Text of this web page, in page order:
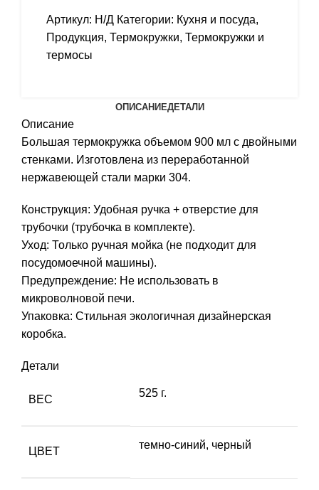
Артикул: Н/Д Категории: Кухня и посуда,
Продукция, Термокружки, Термокружки и
термосы
ОПИСАНИЕДЕТАЛИ
Описание
Большая термокружка объемом 900 мл с двойными
стенками. Изготовлена из переработанной
нержавеющей стали марки 304.
Конструкция: Удобная ручка + отверстие для
трубочки (трубочка в комплекте).
Уход: Только ручная мойка (не подходит для
посудомоечной машины).
Предупреждение: Не использовать в
микроволновой печи.
Упаковка: Стильная экологичная дизайнерская
коробка.
Детали
ВЕС
525 г.
ЦВЕТ
темно-синий, черный